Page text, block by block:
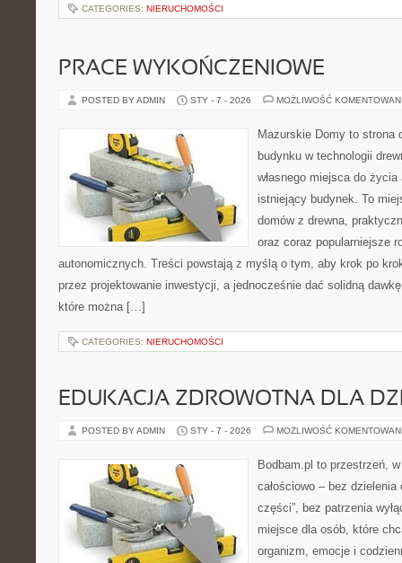
CATEGORIES: NIERUCHOMOŚCI
PRACE WYKOŃCZENIOWE
POSTED BY ADMIN STY - 7 - 2026 MOŻLIWOŚĆ
Mazurskie Domy to strona
budynku w technologii
własnego miejsca do
istniejący budynek. To
domów z drewna,
oraz coraz popularniejsze
autonomicznych. Treści powstają z myślą o tym, aby krok po
przez projektowanie inwestycji, a jednocześnie dać solidną
które można […]
CATEGORIES: NIERUCHOMOŚCI
EDUKACJA ZDROWOTNA DLA
POSTED BY ADMIN STY - 7 - 2026 MOŻLIWOŚĆ
Bodbam.pl to przestrzeń,
całościowo – bez dzielenia
części”, bez patrzenia
miejsce dla osób, które
organizm, emocje i